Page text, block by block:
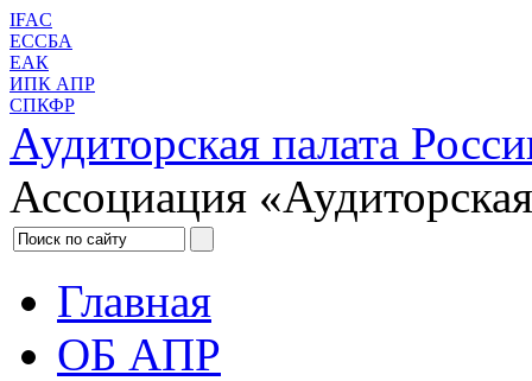
IFAC
ЕССБА
ЕАК
ИПК АПР
СПКФР
Аудиторская палата
Ассоциация
Главная
ОБ АПР